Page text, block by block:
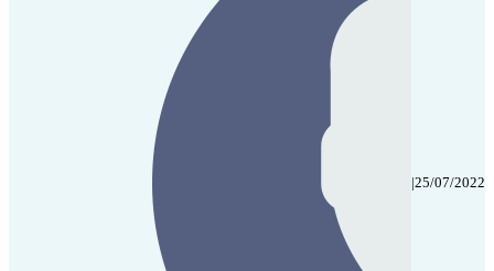
|25/07/2022